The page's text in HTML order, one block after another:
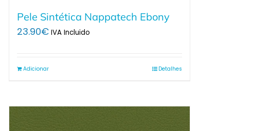
Pele Sintética Nappatech Ebony
23.90€ IVA Incluido
Adicionar Detalhes